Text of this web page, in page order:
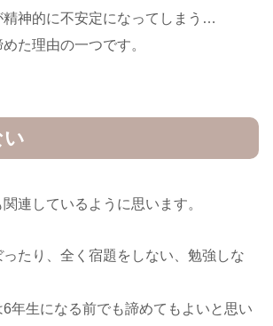
精神的に不安定になってしまう…
た理由の一つです。
い
連しているように思います。
たり、全く宿題をしない、勉強しな
年生になる前でも諦めてもよいと思い